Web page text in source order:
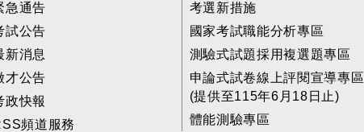
急通告
試公告
新消息
才公告
政快報
頻道服務
考選新措施
國家考試職能分析專區
測驗式試題採用複選題專區
申論式試卷線上評閱宣導專區
(提供至115年6月18日止)
體能測驗專區